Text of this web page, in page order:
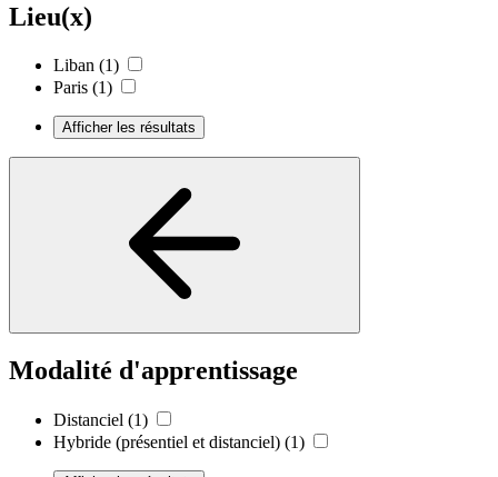
Lieu(x)
Liban (1)
Paris (1)
Afficher les résultats
Modalité d'apprentissage
Distanciel (1)
Hybride (présentiel et distanciel) (1)